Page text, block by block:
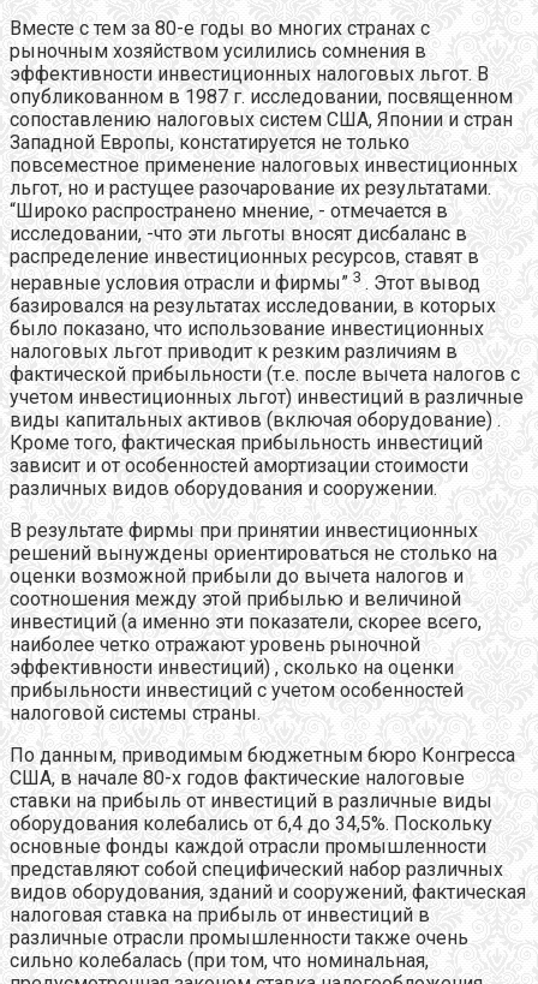
Вместе с тем за 80-е годы во многих странах с
рыночным хозяйством усилились сомнения в
эффективности инвестиционных налоговых льгот. В
опубликованном в 1987 г. исследовании, посвященном
сопоставлению налоговых систем США, Японии и стран
Западной Европы, констатируется не только
повсеместное применение налоговых инвестиционных
льгот, но и растущее разочарование их результатами.
“Широко распространено мнение, - отмечается в
исследовании, -что эти льготы вносят дисбаланс в
распределение инвестиционных ресурсов, ставят в
неравные условия отрасли и фирмы” 3 . Этот вывод
базировался на результатах исследовании, в которых
было показано, что использование инвестиционных
налоговых льгот приводит к резким различиям в
фактической прибыльности (т.е. после вычета налогов с
учетом инвестиционных льгот) инвестиций в различные
виды капитальных активов (включая оборудование) .
Кроме того, фактическая прибыльность инвестиций
зависит и от особенностей амортизации стоимости
различных видов оборудования и сооружении.
В результате фирмы при принятии инвестиционных
решений вынуждены ориентироваться не столько на
оценки возможной прибыли до вычета налогов и
соотношения между этой прибылью и величиной
инвестиций (а именно эти показатели, скорее всего,
наиболее четко отражают уровень рыночной
эффективности инвестиций) , сколько на оценки
прибыльности инвестиций с учетом особенностей
налоговой системы страны.
По данным, приводимым бюджетным бюро Конгресса
США, в начале 80-х годов фактические налоговые
ставки на прибыль от инвестиций в различные виды
оборудования колебались от 6,4 до 34,5%. Поскольку
основные фонды каждой отрасли промышленности
представляют собой специфический набор различных
видов оборудования, зданий и сооружений, фактическая
налоговая ставка на прибыль от инвестиций в
различные отрасли промышленности также очень
сильно колебалась (при том, что номинальная,